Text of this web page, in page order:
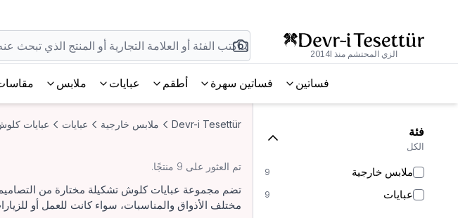
الزي المحتشم منذ 2014l
فساتين فساتين سهرة أطقم عبايات ملابس
فئة
الكل
ملابس خارجية 9
عبايات 9
Devr-i Tesettür ملابس خارجية عبايات عبايات
تم العثور على 9 منتجًا.
تضم مجموعة عبايات كلوش تشكيلة مختارة من
مختلف الأذواق والمناسبات، سواء كانت للعمل أو